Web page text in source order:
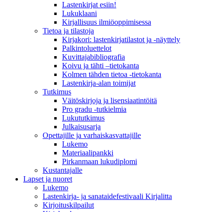
Lastenkirjat esiin!
Lukuklaani
Kirjallisuus ilmiöoppimisessa
Tietoa ja tilastoja
Kirjakori: lastenkirjatilastot ja -näyttely
Palkintoluettelot
Kuvittaja­bibliografia
Koivu ja tähti –tietokanta
Kolmen tähden tietoa -tietokanta
Lastenkirja-alan toimijat
Tutkimus
Väitöskirjoja ja lisensiaatintöitä
Pro gradu -tutkielmia
Lukututkimus
Julkaisusarja
Opettajille ja varhaiskasvattajille
Lukemo
Materiaalipankki
Pirkanmaan lukudiplomi
Kustantajalle
Lapset ja nuoret
Lukemo
Lastenkirja- ja sanataidefestivaali Kirjalitta
Kirjoituskilpailut